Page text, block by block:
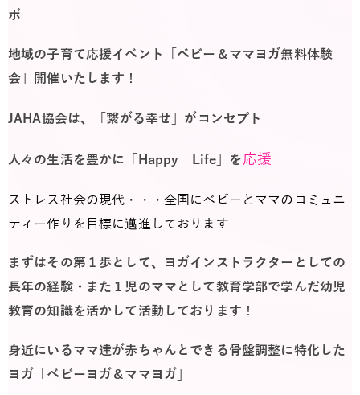
ボ
地域の子育て応援イベント「ベビー＆ママヨガ無料体験
会」開催いたします ！
JAHA協会は、「繋がる幸せ」がコンセプト
人々の生活を豊かに「Happy Life」を応援
ストレス社会の現代・・・全国にベビーとママのコミュニ
ティー作りを目標に邁進しております
まずはその第１歩として、ヨガインストラクターとしての
長年の経験・また１児のママとして教育学部で学んだ幼児
教育の知識を活かして活動しております ！
身近にいるママ達が赤ちゃんとできる骨盤調整に特化した
ヨガ「ベビーヨガ＆ママヨガ」